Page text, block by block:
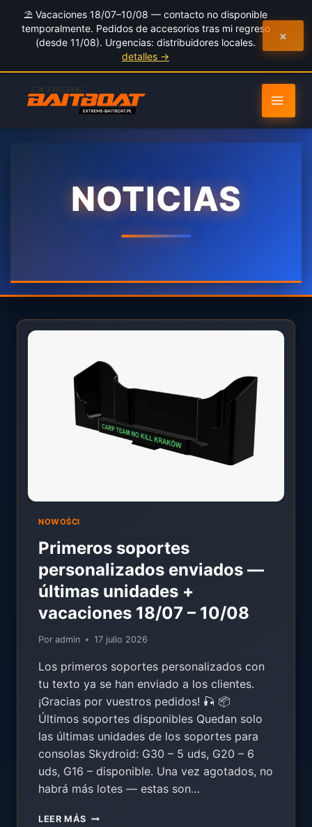
⛱️ Vacaciones 18/07–10/08 — contacto no disponible
temporalmente. Pedidos de accesorios tras mi regreso
(desde 11/08). Urgencias: distribuidores locales.
detalles →
×
contenido
NOTICIAS
NOWOŚCI
Primeros soportes
personalizados enviados —
últimas unidades +
vacaciones 18/07 – 10/08
Por admin 17 julio 2026
Los primeros soportes personalizados con
tu texto ya se han enviado a los clientes.
¡Gracias por vuestros pedidos! 🎣 📦
Últimos soportes disponibles Quedan solo
las últimas unidades de los soportes para
consolas Skydroid: G30 – 5 uds, G20 – 6
uds, G16 – disponible. Una vez agotados, no
habrá más lotes — estas son…
LEER MÁS PRIMEROS